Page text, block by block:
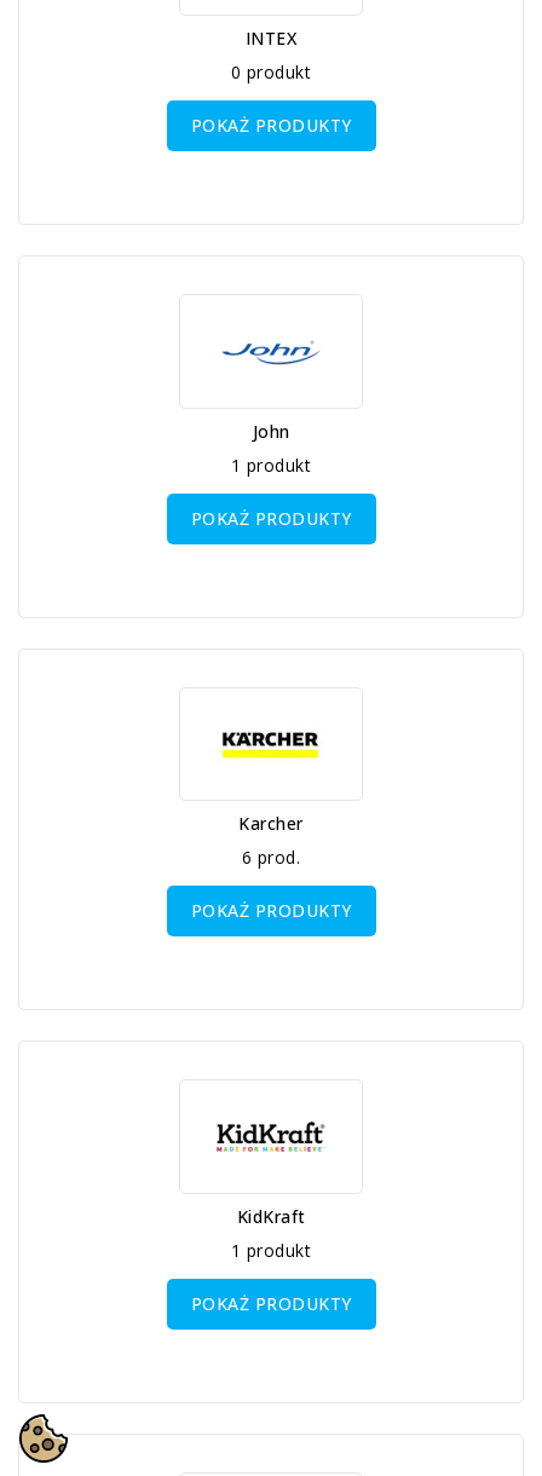
INTEX
0 produkt
POKAŻ PRODUKTY
John
1 produkt
POKAŻ PRODUKTY
Karcher
6 prod.
POKAŻ PRODUKTY
KidKraft
1 produkt
POKAŻ PRODUKTY